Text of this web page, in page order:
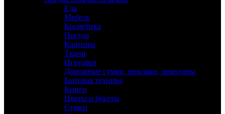
Еда
Мебель
Косметика
Посуда
Картины
Ткани
Игрушки
Дорожные сумки, рюкзаки, чемоданы
Бытовая техника
Книги
Цветы и букеты
Сумки